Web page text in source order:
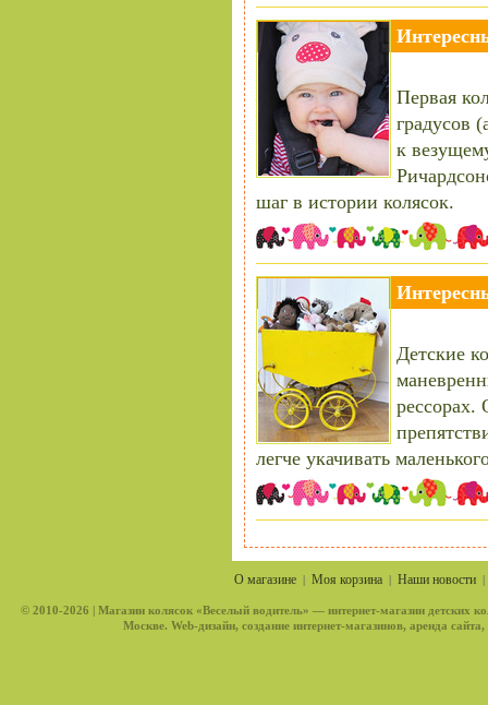
Первая
градусов
к
шаг в истории колясок.
Детские
рессорах.
легче укачивать
О магазине| Моя корзина| Наши новости
© 2010-2026 | Магазин колясок «Веселый водитель» — интернет-магазин детских
Москве. Web-дизайн, создание интернет-магазинов, аренда